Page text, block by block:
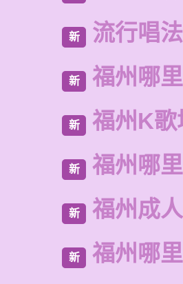
新 流行唱
新 福州哪
新 福州K歌
新 福州哪
新 福州成
新 福州哪